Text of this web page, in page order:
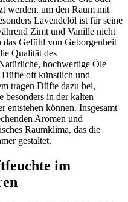
werden, um den Raum mit
Lavendelöl ist für seine
Zimt und Vanille nicht
Gefühl von Geborgenheit
Qualität des
hochwertige Öle
Düfte oft künstlich und
tragen Düfte dazu bei,
besonders in der kalten
entstehen können. Insgesamt
Aromen und
Raumklima, das die
gestaltet.
im